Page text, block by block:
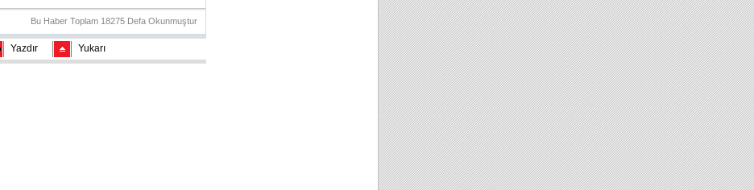
Bu Haber Toplam 18275 Defa Okunmuştur
Yazdır Yukarı